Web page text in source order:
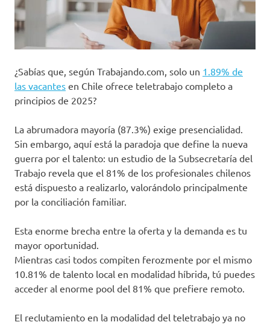
¿Sabías que, según Trabajando.com, solo un 1.89% de
las vacantes en Chile ofrece teletrabajo completo a
principios de 2025?
La abrumadora mayoría (87.3%) exige presencialidad.
Sin embargo, aquí está la paradoja que define la nueva
guerra por el talento: un estudio de la Subsecretaría del
Trabajo revela que el 81% de los profesionales chilenos
está dispuesto a realizarlo, valorándolo principalmente
por la conciliación familiar.
Esta enorme brecha entre la oferta y la demanda es tu
mayor oportunidad.
Mientras casi todos compiten ferozmente por el mismo
10.81% de talento local en modalidad híbrida, tú puedes
acceder al enorme pool del 81% que prefiere remoto.
El reclutamiento en la modalidad del teletrabajo ya no